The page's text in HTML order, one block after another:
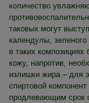
количество
таковых могут
календулы,
в таких
кожу, напротив,
излишки жира – для
спиртовой
продлевающим срок